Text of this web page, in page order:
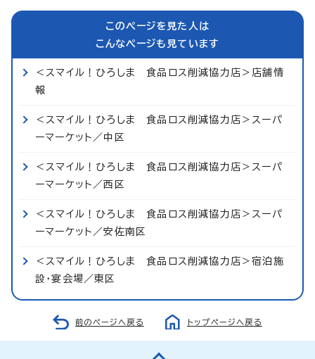
このページを見た人は
こんなページも見ています
＜スマイル！ひろしま 食品ロス削減協力店＞店舗情
報
＜スマイル！ひろしま 食品ロス削減協力店＞スーパ
ーマーケット／中区
＜スマイル！ひろしま 食品ロス削減協力店＞スーパ
ーマーケット／西区
＜スマイル！ひろしま 食品ロス削減協力店＞スーパ
ーマーケット／安佐南区
＜スマイル！ひろしま 食品ロス削減協力店＞宿泊施
設・宴会場／東区
前のページへ戻る トップページへ戻る